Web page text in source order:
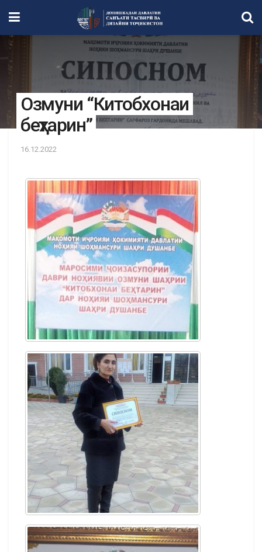
Озмуни “Китобхонаи
беҳтарин”
16.12.2022